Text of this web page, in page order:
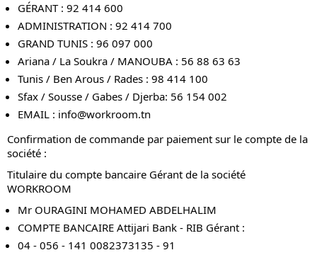
GÉRANT : 92 414 600
ADMINISTRATION : 92 414 700
GRAND TUNIS : 96 097 000
Ariana / La Soukra / MANOUBA : 56 88 63 63
Tunis / Ben Arous / Rades : 98 414 100
Sfax / Sousse / Gabes / Djerba: 56 154 002
EMAIL : info@workroom.tn
Confirmation de commande par paiement sur le compte de la
société :
Titulaire du compte bancaire Gérant de la société
WORKROOM
Mr OURAGINI MOHAMED ABDELHALIM
COMPTE BANCAIRE Attijari Bank - RIB Gérant :
04 - 056 - 141 0082373135 - 91